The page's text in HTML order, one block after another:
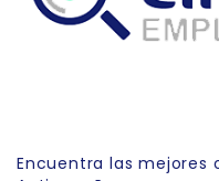
Encuentra las mejores